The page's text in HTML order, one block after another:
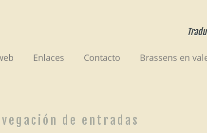
Enlaces Contacto Brassens en
de entradas